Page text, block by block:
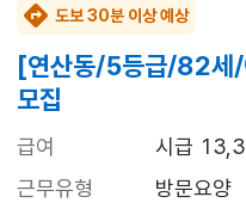
도보 30분 이상 예상
[연산동/5등급/82세/
모집
급여
시급
근무유형
방문요양